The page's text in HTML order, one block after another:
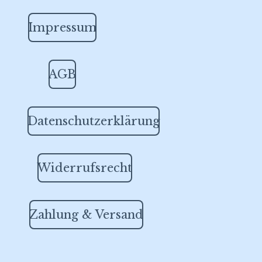
Impressum
AGB
Datenschutzerklärung
Widerrufsrecht
Zahlung & Versand